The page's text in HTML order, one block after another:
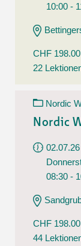
10:00 -
CHF 198.00
22
Nordic
Nordic
08:30 -
CHF 198.00
44